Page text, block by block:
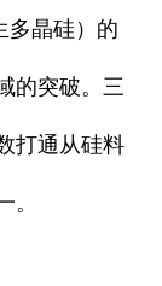
多晶硅）的
的突破。三
打通从硅料
。